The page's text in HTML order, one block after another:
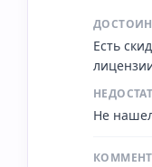
Есть
Не